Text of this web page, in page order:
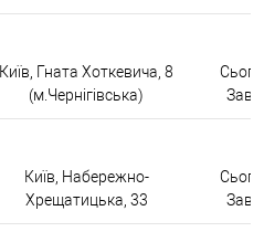
Київ, Гната Хоткевича, 8
(м.Чернігівська)
Київ, Набережно-
Хрещатицька, 33